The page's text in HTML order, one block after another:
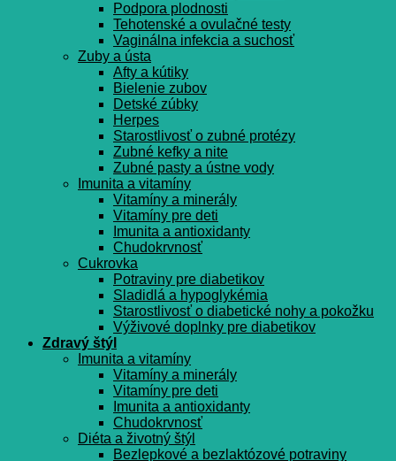
Podpora plodnosti
Tehotenské a ovulačné testy
Vaginálna infekcia a suchosť
Zuby a ústa
Afty a kútiky
Bielenie zubov
Detské zúbky
Herpes
Starostlivosť o zubné protézy
Zubné kefky a nite
Zubné pasty a ústne vody
Imunita a vitamíny
Vitamíny a minerály
Vitamíny pre deti
Imunita a antioxidanty
Chudokrvnosť
Cukrovka
Potraviny pre diabetikov
Sladidlá a hypoglykémia
Starostlivosť o diabetické nohy a pokožku
Výživové doplnky pre diabetikov
Zdravý štýl
Imunita a vitamíny
Vitamíny a minerály
Vitamíny pre deti
Imunita a antioxidanty
Chudokrvnosť
Diéta a životný štýl
Bezlepkové a bezlaktózové potraviny